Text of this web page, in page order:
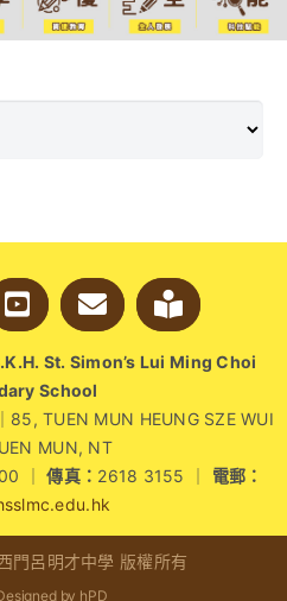
St. Simon’s Lui Ming Choi
School
85, TUEN MUN HEUNG SZE WUI
MUN, NT
｜傳真： 2618 3155 ｜ 電郵：
門呂明才中學 版權所有
by hPD